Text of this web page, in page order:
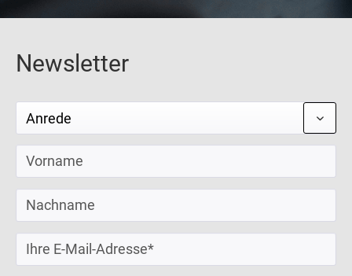
Newsletter